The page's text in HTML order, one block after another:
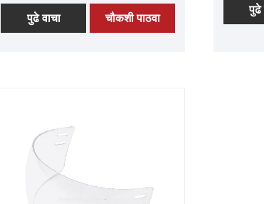
अपवादात्मक उत्पादनांच्या वितरणासाठी अटूट
समर्पणाचा अभिमान वाटतो. आमच्या
अत्याधुनिक अचूकतेने काळजीपूर्वक तयार
केलेले, आमचे प्रभाव-प्रतिरोधक व्हिझर्स
शैलीशी तडजोड न करता अतुलनीय संरक्षण
पुढे वाचा चौकशी पाठवा
अतुलनीय
पुढे